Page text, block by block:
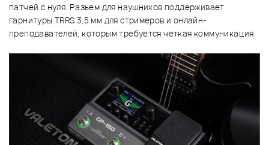
патчей с нуля. Разъем для наушников поддерживает
гарнитуры TRRS 3,5 мм для стримеров и онлайн-
преподавателей, которым требуется четкая коммуникация.